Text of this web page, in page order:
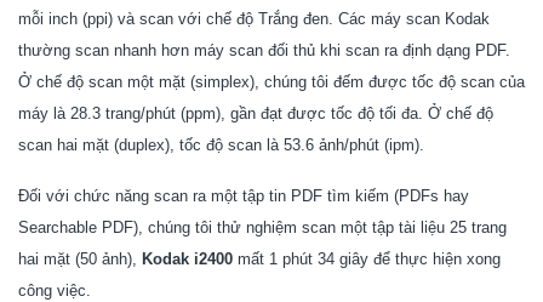
mỗi inch (ppi) và scan với chế độ Trắng đen. Các máy scan Kodak
thường scan nhanh hơn máy scan đối thủ khi scan ra định dạng PDF.
Ở chế độ scan một mặt (simplex), chúng tôi đếm được tốc độ scan của
máy là 28.3 trang/phút (ppm), gần đạt được tốc độ tối đa. Ở chế độ
scan hai mặt (duplex), tốc độ scan là 53.6 ảnh/phút (ipm).
Đối với chức năng scan ra một tập tin PDF tìm kiếm (PDFs hay
Searchable PDF), chúng tôi thử nghiệm scan một tập tài liệu 25 trang
hai mặt (50 ảnh), Kodak i2400 mất 1 phút 34 giây để thực hiện xong
công việc.